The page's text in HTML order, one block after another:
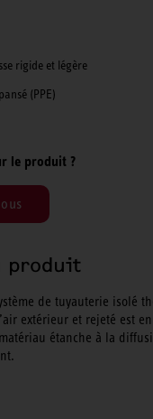
rigide et légère
(PPE)
le produit ?
produit
de tuyauterie isolé
extérieur et rejeté est
étanche à la